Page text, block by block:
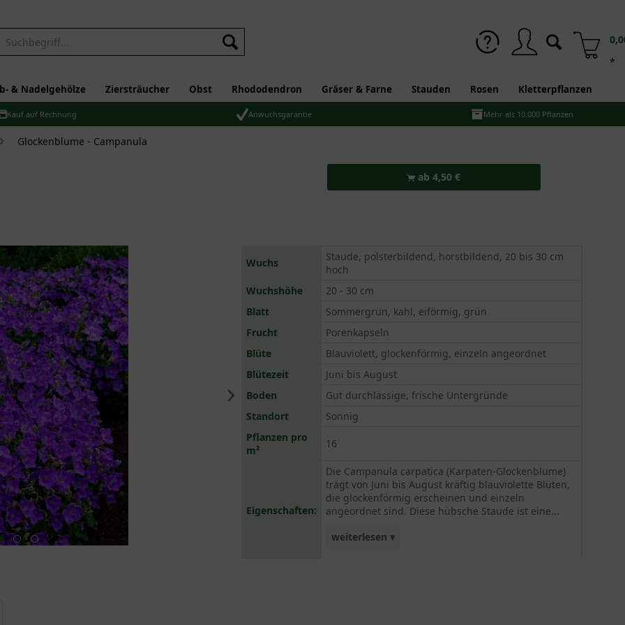
*
& Nadelgehölze Ziersträucher Obst Rhododendron Gräser & Farne Stauden Rosen Kletterpflanzen
Kauf auf Rechnung Anwuchsgarantie Mehr als 10.000 Pflanzen
Glockenblume - Campanula
ab 4,50 €
Wuchs
Staude, polsterbildend, horstbildend, 20 bis 30 cm
hoch
Wuchshöhe
20 - 30 cm
Blatt
Sommergrün, kahl, eiförmig, grün
Frucht
Porenkapseln
Blüte
Blauviolett, glockenförmig, einzeln angeordnet
Blütezeit
Juni bis August
Boden
Gut durchlässige, frische Untergründe
Standort
Sonnig
Pflanzen pro
m²
16
Eigenschaften:
Die Campanula carpatica (Karpaten-Glockenblume)
trägt von Juni bis August kräftig blauviolette Blüten,
die glockenförmig erscheinen und einzeln
angeordnet sind. Diese hübsche Staude ist eine...
weiterlesen ▾